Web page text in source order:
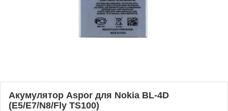
Акумулятор Aspor для Nokia BL-4D
(E5/E7/N8/Fly TS100)